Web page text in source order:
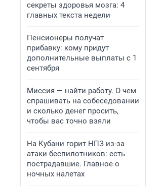
секреты здоровья мозга: 4
главных текста недели
Пенсионеры получат
прибавку: кому придут
дополнительные выплаты с 1
сентября
Миссия — найти работу. О чем
спрашивать на собеседовании
и сколько денег просить,
чтобы вас точно взяли
На Кубани горит НПЗ из-за
атаки беспилотников: есть
пострадавшие. Главное о
ночных налетах